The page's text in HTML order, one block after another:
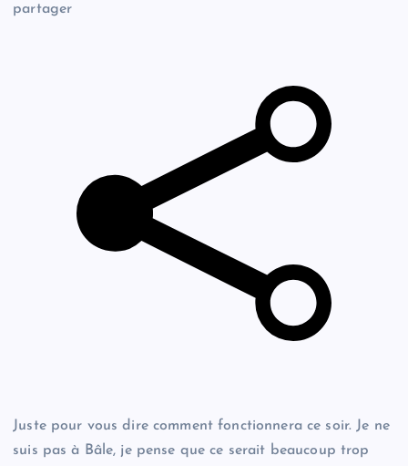
partager
Juste pour vous dire comment fonctionnera ce soir. Je ne
suis pas à Bâle, je pense que ce serait beaucoup trop